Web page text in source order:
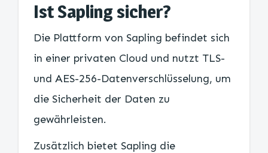
Ist Sapling sicher?
Die Plattform von Sapling befindet sich
in einer privaten Cloud und nutzt TLS-
und AES-256-Datenverschlüsselung, um
die Sicherheit der Daten zu
gewährleisten.
Zusätzlich bietet Sapling die